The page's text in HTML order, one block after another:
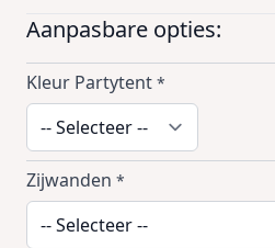
Aanpasbare opties:
Kleur Partytent *
Zijwanden *